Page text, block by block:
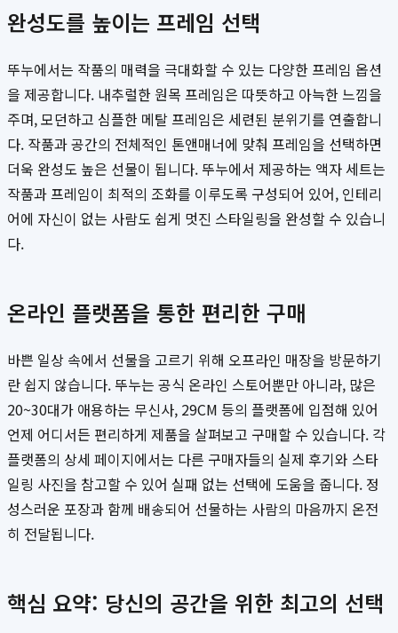
완성도를 높이는 프레임 선택
뚜누에서는 작품의 매력을 극대화할 수 있는 다양한 프레임 옵션
을 제공합니다. 내추럴한 원목 프레임은 따뜻하고 아늑한 느낌을
주며, 모던하고 심플한 메탈 프레임은 세련된 분위기를 연출합니
다. 작품과 공간의 전체적인 톤앤매너에 맞춰 프레임을 선택하면
더욱 완성도 높은 선물이 됩니다. 뚜누에서 제공하는 액자 세트는
작품과 프레임이 최적의 조화를 이루도록 구성되어 있어, 인테리
어에 자신이 없는 사람도 쉽게 멋진 스타일링을 완성할 수 있습니
다.
온라인 플랫폼을 통한 편리한 구매
바쁜 일상 속에서 선물을 고르기 위해 오프라인 매장을 방문하기
란 쉽지 않습니다. 뚜누는 공식 온라인 스토어뿐만 아니라, 많은
20~30대가 애용하는 무신사, 29CM 등의 플랫폼에 입점해 있어
언제 어디서든 편리하게 제품을 살펴보고 구매할 수 있습니다. 각
플랫폼의 상세 페이지에서는 다른 구매자들의 실제 후기와 스타
일링 사진을 참고할 수 있어 실패 없는 선택에 도움을 줍니다. 정
성스러운 포장과 함께 배송되어 선물하는 사람의 마음까지 온전
히 전달됩니다.
핵심 요약: 당신의 공간을 위한 최고의 선택